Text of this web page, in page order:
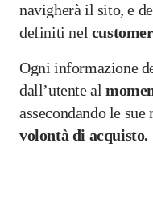
navigherà il sito, e
definiti nel
Ogni informazione
dall’utente al
assecondando le sue
volontà di acquisto.